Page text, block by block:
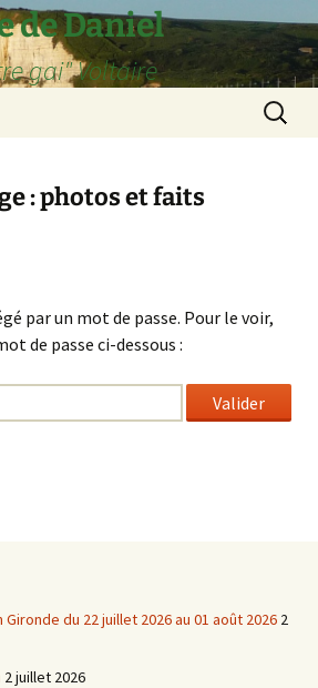
de Daniel
gai" Voltaire
: photos et faits
par un mot de passe. Pour le voir,
de passe ci-dessous :
du 22 juillet 2026 au 01 août 2026 2
2 juillet 2026